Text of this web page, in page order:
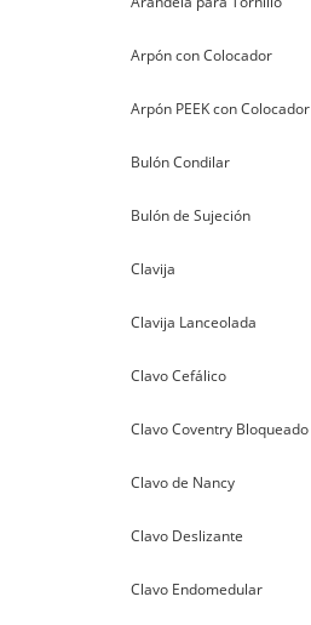
Arpón con Colocador
Arpón PEEK con Colocador
Bulón Condilar
Bulón de Sujeción
Clavija
Clavija Lanceolada
Clavo Cefálico
Clavo Coventry Bloqueado
Clavo de Nancy
Clavo Deslizante
Clavo Endomedular